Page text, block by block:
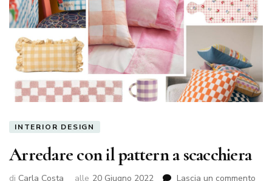
INTERIOR DESIGN
Arredare con il pattern a scacchiera
di Carla Costa alle 20 Giugno 2022 Lascia un commento